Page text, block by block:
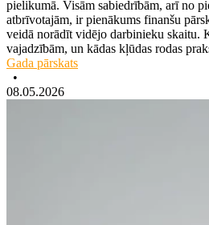
pielikumā. Visām sabiedrībām, arī no
atbrīvotajām, ir pienākums finanšu
veidā norādīt vidējo darbinieku skaitu.
vajadzībām, un kādas kļūdas rodas
Gada pārskats
•
08.05.2026